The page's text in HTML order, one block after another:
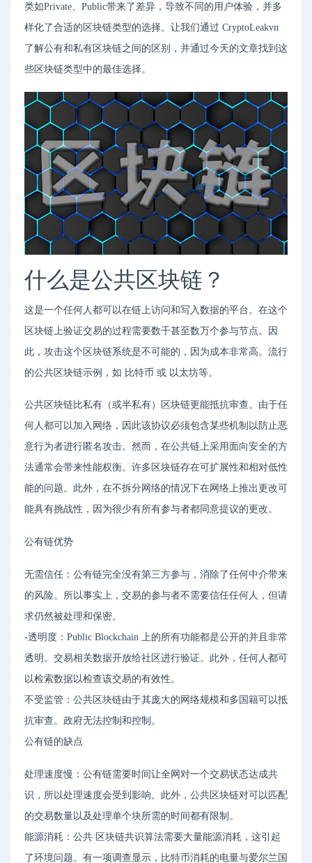
类如Private、Public带来了差异，导致不同的用户体验，并多
样化了合适的区块链类型的选择。让我们通过 CryptoLeakvn
了解公有和私有区块链之间的区别，并通过今天的文章找到这
些区块链类型中的最佳选择。
什么是公共区块链？
这是一个任何人都可以在链上访问和写入数据的平台。在这个
区块链上验证交易的过程需要数千甚至数万个参与节点。因
此，攻击这个区块链系统是不可能的，因为成本非常高。流行
的公共区块链示例，如 比特币 或 以太坊等。
公共区块链比私有（或半私有）区块链更能抵抗审查。由于任
何人都可以加入网络，因此该协议必须包含某些机制以防止恶
意行为者进行匿名攻击。然而，在公共链上采用面向安全的方
法通常会带来性能权衡。许多区块链存在可扩展性和相对低性
能的问题。此外，在不拆分网络的情况下在网络上推出更改可
能具有挑战性，因为很少有所有参与者都同意提议的更改。
公有链优势
无需信任：公有链完全没有第三方参与，消除了任何中介带来
的风险。所以事实上，交易的参与者不需要信任任何人，但请
求仍然被处理和保密。
-透明度：Public Blockchain 上的所有功能都是公开的并且非常
透明。交易相关数据开放给社区进行验证。此外，任何人都可
以检索数据以检查该交易的有效性。
不受监管：公共区块链由于其庞大的网络规模和多国籍可以抵
抗审查。政府无法控制和控制。
公有链的缺点
处理速度慢：公有链需要时间让全网对一个交易状态达成共
识，所以处理速度会受到影响。此外，公共区块链对可以匹配
的交易数量以及处理单个块所需的时间都有限制。
能源消耗：公共 区块链共识算法需要大量能源消耗，这引起
了环境问题。有一项调查显示，比特币消耗的电量与爱尔兰国